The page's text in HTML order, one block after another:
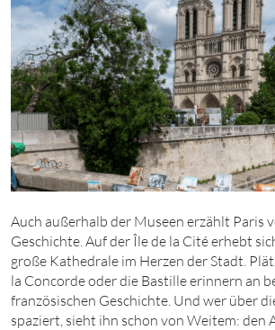
Auch außerhalb der Museen erzählt Paris
Geschichte. Auf der Île de la Cité erhebt
große Kathedrale im Herzen der Stadt.
la Concorde oder die Bastille erinnern an
französischen Geschichte. Und wer über
spaziert, sieht ihn schon von Weitem: den